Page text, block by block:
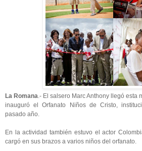
La Romana.- El salsero Marc Anthony llegó esta
inauguró el Orfanato Niños de Cristo,
pasado año.
En la actividad también estuvo el actor
cargó en sus brazos a varios niños del orfanato.